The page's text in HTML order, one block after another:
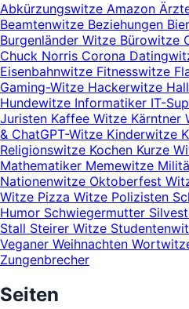
Abkürzungswitze Amazon
Beamtenwitze Beziehungen
Burgenländer Witze Bürowitze
Chuck Norris Corona
Eisenbahnwitze Fitnesswitze
Gaming-Witze Hackerwitze
Hundewitze Informatiker IT-
Juristen Kaffee Witze Kärntner
& ChatGPT-Witze Kinderwitze
Religionswitze Kochen Kurze
Mathematiker Memewitze
Nationenwitze Oktoberfest
Witze Pizza Witze Polizisten
Humor Schwiegermutter
Stall Steirer Witze
Veganer Weihnachten
Zungenbrecher
Seiten